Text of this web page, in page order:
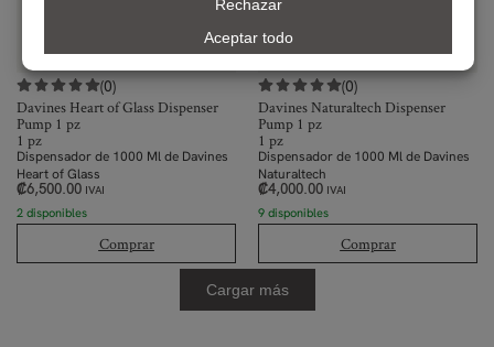
(0)
Davines Heart of Glass Dispenser
Pump 1 pz
1 pz
Dispensador de 1000 Ml de Davines
Heart of Glass
₡6,500.00 IVAI
2 disponibles
Comprar
(0)
Davines Naturaltech Dispenser
Pump 1 pz
1 pz
Dispensador de 1000 Ml de Davines
Naturaltech
₡4,000.00 IVAI
9 disponibles
Comprar
Cargar más